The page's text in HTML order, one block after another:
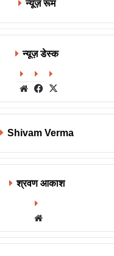
न्यूज़ रूम
न्यूज़ डेस्क
WebsiteFacebook
Shivam Verma
श्रवण आकाश